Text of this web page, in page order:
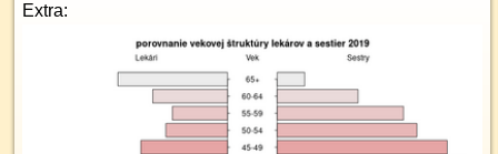
Extra: